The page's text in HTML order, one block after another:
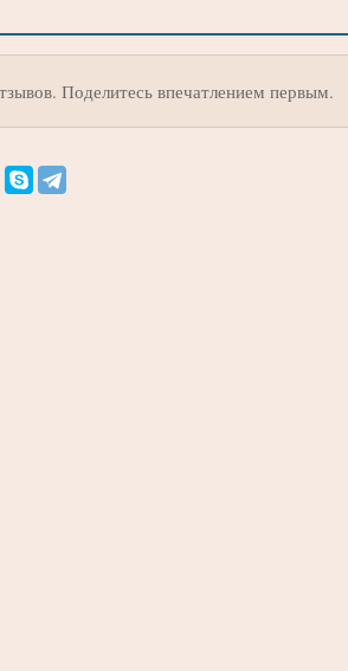
Поделитесь впечатлением первым.